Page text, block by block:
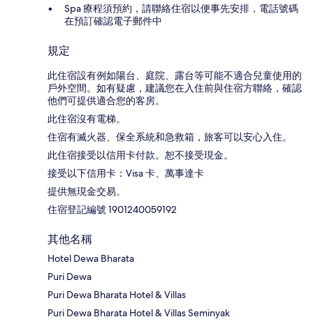
Spa 療程須預約，請聯絡住宿以便事先安排，電話號碼
在預訂確認電子郵件中
規定
此住宿設有例如陽台、庭院、露台等可能不適合兒童使用的
戶外空間。如有疑慮，建議您在入住前與住宿方聯絡，確認
他們可提供適合您的客房。
此住宿沒有電梯。
住宿有滅火器、保全系統和急救箱，旅客可以安心入住。
此住宿接受以信用卡付款。恕不接受現金。
接受以下信用卡：Visa 卡、萬事達卡
提供無現金交易。
住宿登記編號 1901240059192
其他名稱
Hotel Dewa Bharata
Puri Dewa
Puri Dewa Bharata Hotel & Villas
Puri Dewa Bharata Hotel & Villas Seminyak